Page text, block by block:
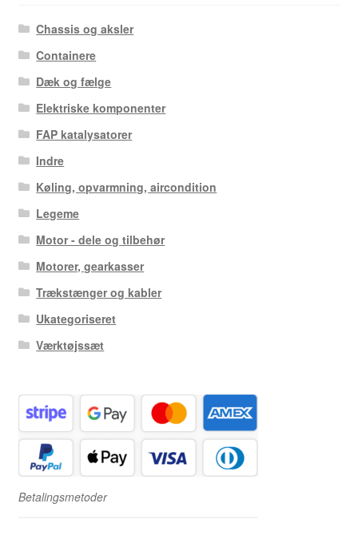
Chassis og aksler
Containere
Dæk og fælge
Elektriske komponenter
FAP katalysatorer
Indre
Køling, opvarmning, aircondition
Legeme
Motor - dele og tilbehør
Motorer, gearkasser
Trækstænger og kabler
Ukategoriseret
Værktøjssæt
Betalingsmetoder